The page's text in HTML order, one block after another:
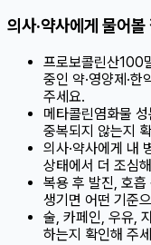
의사·약사에게 물어볼
프로보콜린산100
중인 약·영양제·
주세요.
메타콜린염화물
중복되지 않는지
의사·약사에게 내
상태에서 더 조심
복용 후 발진, 호흡
생기면 어떤 기준
술, 카페인, 우유,
하는지 확인해 주